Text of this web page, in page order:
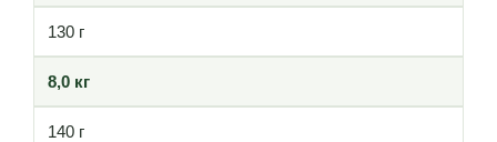
130 г
8,0 кг
140 г